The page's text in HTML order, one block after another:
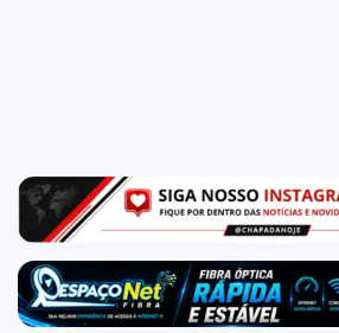
NAS
NOSSAS
REDES